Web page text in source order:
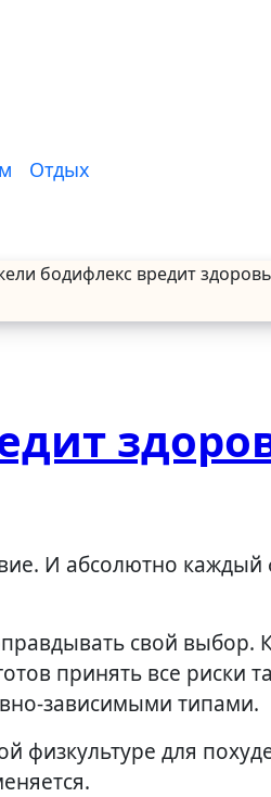
Отдых
бодифлекс вредит
свой выбор.
принять все риски
зависимыми типами.
физкультуре для